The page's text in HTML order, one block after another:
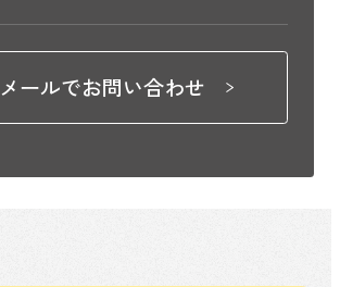
メールでお問い合わせ